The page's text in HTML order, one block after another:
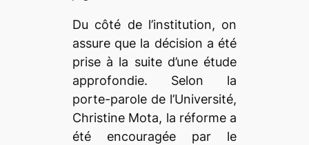
Du côté de l’institution, on
assure que la décision a été
prise à la suite d’une étude
approfondie. Selon la
porte-parole de l’Université,
Christine Mota, la réforme a
été encouragée par le